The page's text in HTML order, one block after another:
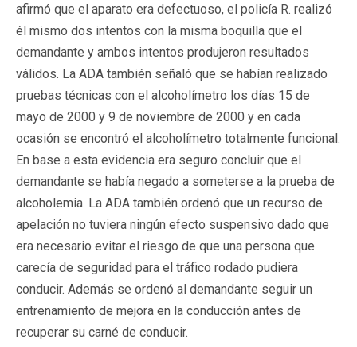
afirmó que el aparato era defectuoso, el policía R. realizó
él mismo dos intentos con la misma boquilla que el
demandante y ambos intentos produjeron resultados
válidos. La ADA también señaló que se habían realizado
pruebas técnicas con el alcoholímetro los días 15 de
mayo de 2000 y 9 de noviembre de 2000 y en cada
ocasión se encontró el alcoholímetro totalmente funcional.
En base a esta evidencia era seguro concluir que el
demandante se había negado a someterse a la prueba de
alcoholemia. La ADA también ordenó que un recurso de
apelación no tuviera ningún efecto suspensivo dado que
era necesario evitar el riesgo de que una persona que
carecía de seguridad para el tráfico rodado pudiera
conducir. Además se ordenó al demandante seguir un
entrenamiento de mejora en la conducción antes de
recuperar su carné de conducir.